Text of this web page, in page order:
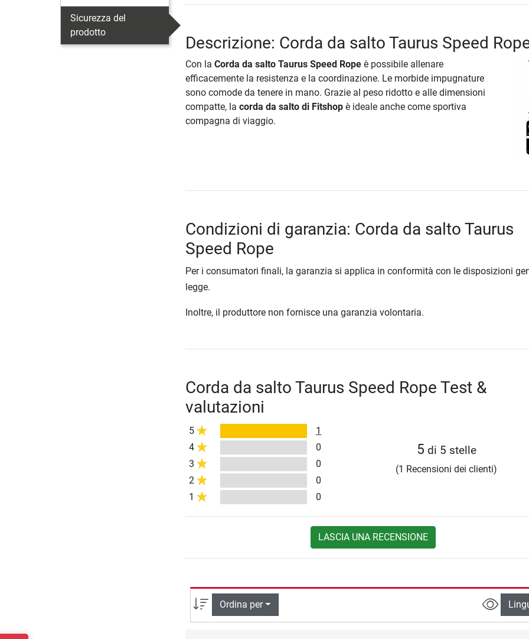
Sicurezza del
prodotto
Descrizione: Corda da salto Taurus Speed
Con la Corda da salto Taurus Speed Ropeè possibile allenare
efficacemente la resistenza e la coordinazione. Le morbide impugnature
sono comode da tenere in mano. Grazie al peso ridotto e alle dimensioni
compatte, la corda da salto di Fitshopè ideale anche come sportiva
compagna di viaggio.
Condizioni di garanzia: Corda da salto Taurus
Speed Rope
Per i consumatori finali, la garanzia si applica in conformità con le disposizioni
legge.
Inoltre, il produttore non fornisce una garanzia volontaria.
Corda da salto Taurus Speed Rope Test &
valutazioni
5
1
4
0
3
0
2
0
1
0
5 di 5 stelle
(1 Recensioni dei clienti)
LASCIA UNA RECENSIONE
Ordina per